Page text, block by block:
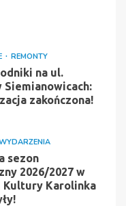
REMONTY
na ul.
Siemianowicach:
zakończona!
sezon
2026/2027 w
Kultury Karolinka